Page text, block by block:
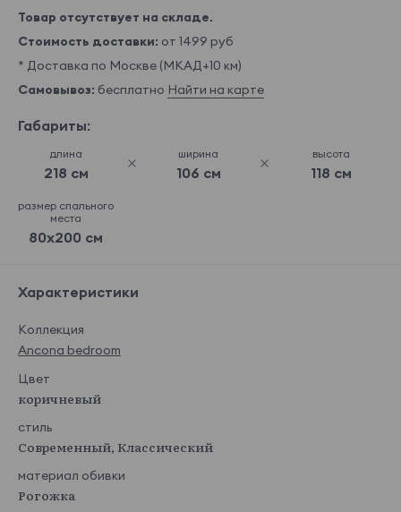
Товар отсутствует на складе.
Стоимость доставки: от 1499 руб
* Доставка по Москве (МКАД+10 км)
Самовывоз: бесплатно Найти на карте
Габариты:
длина
218 см
ширина
106 см
высота
118 см
размер спального
места
80x200 см
Характеристики
Коллекция
Ancona bedroom
Цвет
коричневый
стиль
Современный, Классический
материал обивки
Рогожка